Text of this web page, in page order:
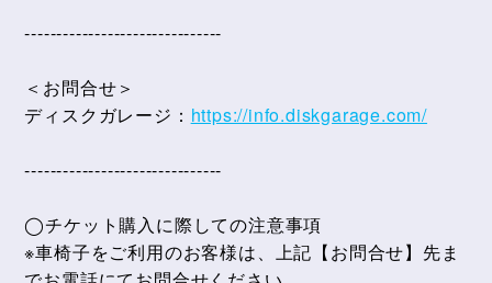
-------------------------------
＜お問合せ＞
ディスクガレージ： https://info.diskgarage.com/
-------------------------------
◯チケット購入に際しての注意事項
※車椅子をご利用のお客様は、上記【お問合せ】先ま